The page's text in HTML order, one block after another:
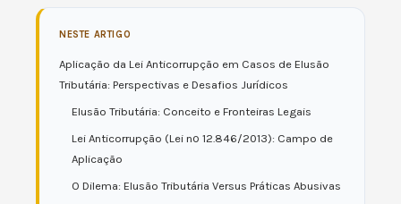
NESTE ARTIGO
Aplicação da Lei Anticorrupção em Casos de Elusão
Tributária: Perspectivas e Desafios Jurídicos
Elusão Tributária: Conceito e Fronteiras Legais
Lei Anticorrupção (Lei nº 12.846/2013): Campo de
Aplicação
O Dilema: Elusão Tributária Versus Práticas Abusivas